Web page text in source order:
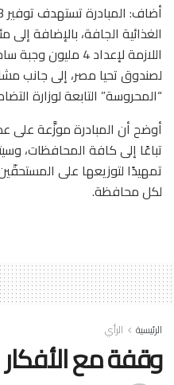
الغذائية الجافة، بالإضافة
اللازمة لإعداد 4
لصندوق تحيا مصر، إلى جانب
“المحروسة” التابعة لوزارة
أوضح أن المبادرة موزَّعة على
تباعًا إلى كافة المحافظات،
تمهيدًا لتوزيعها على
لكل محافظة.
الرئيسية الرأي
وقفة مع